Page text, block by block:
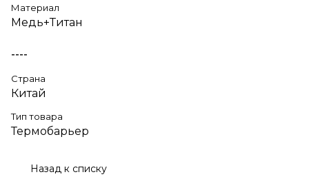
Материал
Медь+Титан
----
Страна
Китай
Тип товара
Термобарьер
Назад к списку